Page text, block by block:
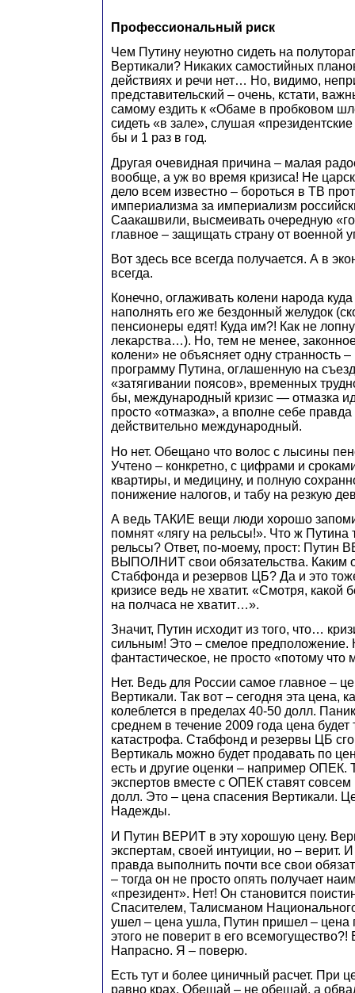
Профессиональный риск
Чем Путину неуютно сидеть на
Вертикали? Никаких самостийных
действиях и речи нет… Но, видимо,
представительский – очень, кстати,
самому ездить к «Обаме в пробковом
сидеть «в зале», слушая
бы и 1 раз в год.
Другая очевидная причина – малая
вообще, а уж во время кризиса! Не
дело всем известно – бороться в ТВ
империализма за империализм
Саакашвили, высмеивать очередную
главное – защищать страну от военной
Вот здесь все всегда получается. А в
всегда.
Конечно, оглаживать колени народа
наполнять его же бездонный желудок
пенсионеры едят! Куда им?! Как не
лекарства…). Но, тем не менее,
колени» не объясняет одну странность
программу Путина, оглашенную на
«затягивании поясов», временных
бы, международный кризис — отмазка
просто «отмазка», а вполне себе правда
действительно международный.
Но нет. Обещано что волос с лысины
Учтено – конкретно, с цифрами и
квартиры, и медицину, и полную
понижение налогов, и табу на резкую
А ведь ТАКИЕ вещи люди хорошо
помнят «лягу на рельсы!». Что ж Путина
рельсы? Ответ, по-моему, прост: Путин
ВЫПОЛНИТ свои обязательства. Каким
Стабфонда и резервов ЦБ? Да и это
кризисе ведь не хватит. «Смотря,
на полчаса не хватит…».
Значит, Путин исходит из того, что…
сильным! Это – смелое предположение.
фантастическое, не просто «потому что
Нет. Ведь для России самое главное –
Вертикали. Так вот – сегодня эта цена,
колеблется в пределах 40-50 долл.
среднем в течение 2009 года цена будет
катастрофа. Стабфонд и резервы ЦБ
Вертикаль можно будет продавать по
есть и другие оценки – например ОПЕК.
экспертов вместе с ОПЕК ставят
долл. Это – цена спасения Вертикали.
Надежды.
И Путин ВЕРИТ в эту хорошую цену.
экспертам, своей интуиции, но – верит.
правда выполнить почти все свои
– тогда он не просто опять получает
«президент». Нет! Он становится
Спасителем, Талисманом
ушел – цена ушла, Путин пришел – цена
этого не поверит в его
Напрасно. Я – поверю.
Есть тут и более циничный расчет. При
равно крах. Обещай – не обещай, а